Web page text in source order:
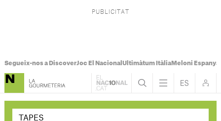
Segueix-nos a DiscoverJoc El Nacional Ultimàtum ItàliaMeloni Espanya
TAPES